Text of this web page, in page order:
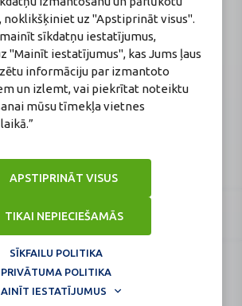
noklikšķiniet uz "Apstiprināt visus".
sīkdatņu iestatījumus,
"Mainīt iestatījumus", kas Jums ļaus
informāciju par izmantoto
un izlemt, vai piekrītat noteiktu
mūsu tīmekļa vietnes
TIKAI NEPIECIEŠAMĀS
APSTIPRINĀT VISUS
SĪKFAILU POLITIKA
PRIVĀTUMA POLITIKA
IESTATĪJUMUS
Veselības inspekcija
E-pasts: vi@vi.gov.lv
tiesības aizsargātas.
Logo